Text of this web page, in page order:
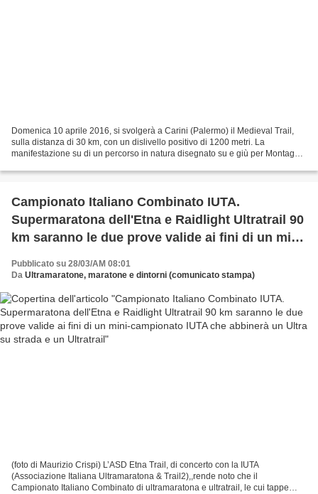
Domenica 10 aprile 2016, si svolgerà a Carini (Palermo) il Medieval Trail,
sulla distanza di 30 km, con un dislivello positivo di 1200 metri. La
manifestazione su di un percorso in natura disegnato su e giù per Montagna
Campionato Italiano Combinato IUTA.
Supermaratona dell'Etna e Raidlight Ultratrail 90
km saranno le due prove valide ai fini di un mini-
strada e un Ultratrail
Pubblicato su 28/03/AM 08:01
Da Ultramaratone, maratone e dintorni (comunicato stampa)
(foto di Maurizio Crispi) L’ASD Etna Trail, di concerto con la IUTA
(Associazione Italiana Ultramaratona & Trail2),,rende noto che il
Campionato Italiano Combinato di ultramaratona e ultratrail, le cui tappe